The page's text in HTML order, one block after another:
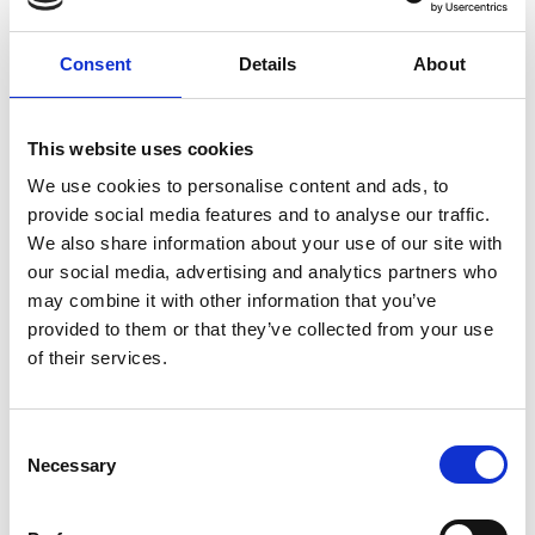
Consent Details About
This website uses cookies
We use cookies to personalise content and ads, to
provide social media features and to analyse our traffic.
We also share information about your use of our site with
our social media, advertising and analytics partners who
may combine it with other information that you’ve
provided to them or that they’ve collected from your use
of their services.
Selection
Necessary
Holmen 5
4800 Nykøbing F
Du kan også klage over vores databehandling til
Datatilsynet, Borgergade 28, 5, 1300 København
K,dt@datatilsynet.dk .
Ændringer
Vores persondatapolitik kan ændres, men vil
ændrer vores persondatapolitik, og det har
betydning for behandlingen af data om dig, vil vi
orientere dig herom.